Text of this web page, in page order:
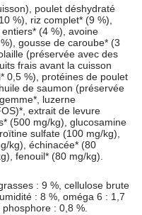
poulet déshydraté
%), riz complet* (9 %),
(4 %), avoine
gousse de caroube* (3
(préservée avec des
frais avant la cuisson
0,5 %), protéines de poulet
de saumon (préservée
luzerne
extrait de levure
(500 mg/kg), glucosamine
sulfate (100 mg/kg),
kg), échinacée* (80
fenouil* (80 mg/kg).
: 9 %, cellulose brute
: 8 %, oméga 6 : 1,7
: 0,8 %.